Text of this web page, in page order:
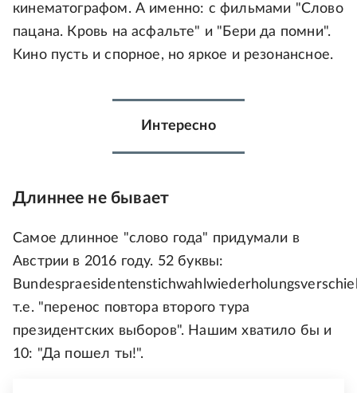
кинематографом. А именно: с фильмами "Слово
пацана. Кровь на асфальте" и "Бери да помни".
Кино пусть и спорное, но яркое и резонансное.
Интересно
Длиннее не бывает
Самое длинное "слово года" придумали в
Австрии в 2016 году. 52 буквы:
т.е. "перенос повтора второго тура
президентских выборов". Нашим хватило бы и
10: "Да пошел ты!".